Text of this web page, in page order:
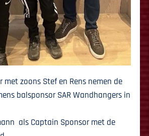
met zoons Stef en Rens nemen de
balsponsor SAR Wandhangers in
als Captain Sponsor met de